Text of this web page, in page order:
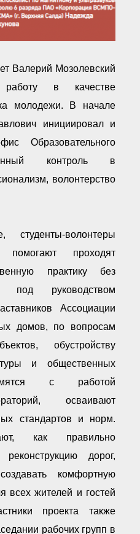
Валерий Мозолевский
в качестве
молодежи. В начале
инициировал и
Образовательного
контроль в
волонтерство
волонтеры
помогают проходят
практику без
руководством
Ассоциации
домов, по вопросам
обустройству
и общественных
с работой
осваивают
стандартов и норм.
как правильно
дорог,
комфортную
всех жителей и гостей
проекта также
рабочих групп в